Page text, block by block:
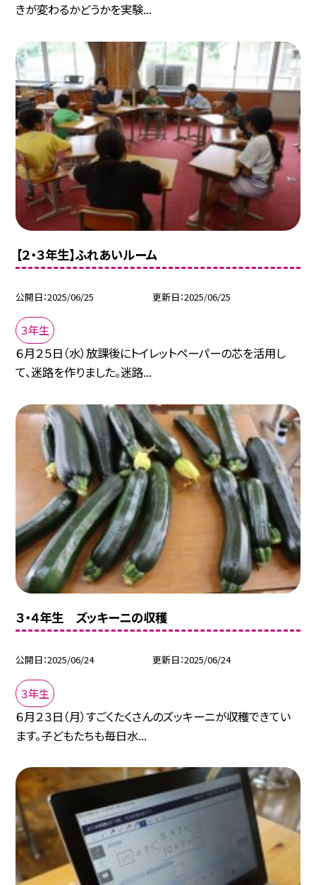
きが変わるかどうかを実験...
【２・３年生】ふれあいルーム
公開日 2025/06/25 更新日 2025/06/25
３年生
６月２５日（水）放課後にトイレットペーパーの芯を活用し
て、迷路を作りました。迷路...
３・４年生 ズッキーニの収穫
公開日 2025/06/24 更新日 2025/06/24
３年生
６月２３日（月）すごくたくさんのズッキーニが収穫できてい
ます。子どもたちも毎日水...